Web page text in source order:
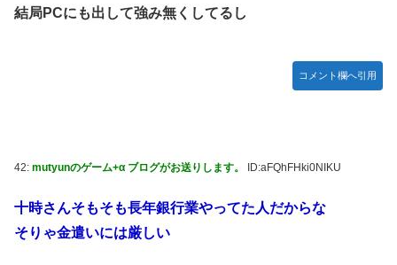
結局PCにも出して強み無くしてるし
コメント欄へ引用
42: mutyunのゲーム+α ブログがお送りします。 ID:aFQhFHki0NIKU
十時さんそもそも長年銀行業やってた人だからな
そりゃ金遣いには厳しい